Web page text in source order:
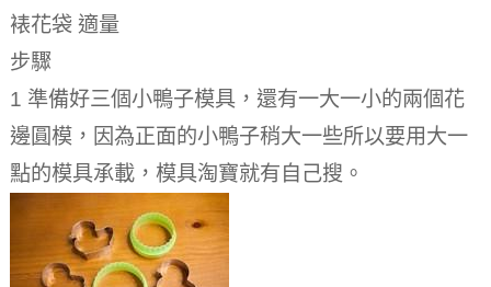
裱花袋 適量
步驟
1 準備好三個小鴨子模具，還有一大一小的兩個花
邊圓模，因為正面的小鴨子稍大一些所以要用大一
點的模具承載，模具淘寶就有自己搜。